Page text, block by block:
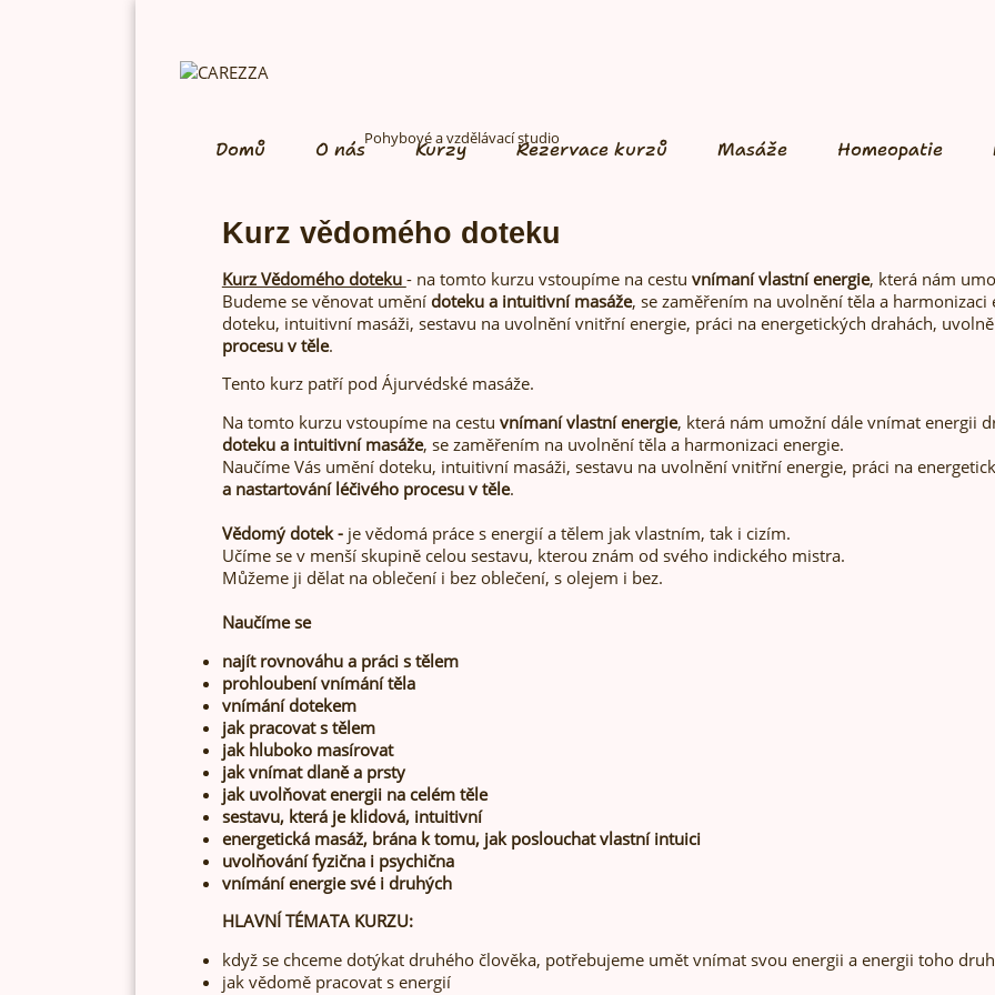
Pohybové a vzdělávací studio
Domů O nás Kurzy Rezervace kurzů Masáže Homeopatie
Kurz vědomého doteku
Kurz Vědomého doteku - na tomto kurzu vstoupíme na cestu vnímaní vlastní energie, která nám
Budeme se věnovat umění doteku a intuitivní masáže, se zaměřením na uvolnění těla a harmonizaci
doteku, intuitivní masáži, sestavu na uvolnění vnitřní energie, práci na energetických drahách,
procesu v těle.
Tento kurz patří pod Ájurvédské masáže.
Na tomto kurzu vstoupíme na cestu vnímaní vlastní energie, která nám umožní dále vnímat energii
doteku a intuitivní masáže, se zaměřením na uvolnění těla a harmonizaci energie.
Naučíme Vás umění doteku, intuitivní masáži, sestavu na uvolnění vnitřní energie, práci na
a nastartování léčivého procesu v těle.
Vědomý dotek -je vědomá práce s energií a tělem jak vlastním, tak i cizím.
Učíme se v menší skupině celou sestavu, kterou znám od svého indického mistra.
Můžeme ji dělat na oblečení i bez oblečení, s olejem i bez.
Naučíme se
najít rovnováhu a práci s tělem
prohloubení vnímání těla
vnímání dotekem
jak pracovat s tělem
jak hluboko masírovat
jak vnímat dlaně a prsty
jak uvolňovat energii na celém těle
sestavu, která je klidová, intuitivní
energetická masáž, brána k tomu, jak poslouchat vlastní intuici
uvolňování fyzična i psychična
vnímání energie své i druhých
HLAVNÍ TÉMATA KURZU:
když se chceme dotýkat druhého člověka, potřebujeme umět vnímat svou energii a energii toho
jak vědomě pracovat s energií